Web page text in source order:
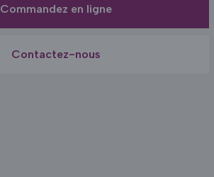
Commandez en ligne
Contactez-nous